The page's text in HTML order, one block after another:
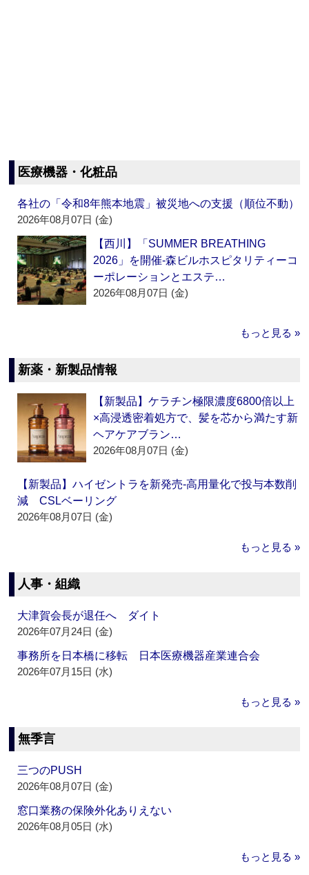
医療機器・化粧品
各社の「令和8年熊本地震」被災地への支援（順位不動）
2026年08月07日 (金)
【西川】「SUMMER BREATHING
2026」を開催‐森ビルホスピタリティーコ
ーポレーションとエステ…
2026年08月07日 (金)
もっと見る »
新薬・新製品情報
【新製品】ケラチン極限濃度6800倍以上
×高浸透密着処方で、髪を芯から満たす新
ヘアケアブラン…
2026年08月07日 (金)
【新製品】ハイゼントラを新発売‐高用量化で投与本数削
減 CSLベーリング
2026年08月07日 (金)
もっと見る »
人事・組織
大津賀会長が退任へ ダイト
2026年07月24日 (金)
事務所を日本橋に移転 日本医療機器産業連合会
2026年07月15日 (水)
もっと見る »
無季言
三つのPUSH
2026年08月07日 (金)
窓口業務の保険外化ありえない
2026年08月05日 (水)
もっと見る »